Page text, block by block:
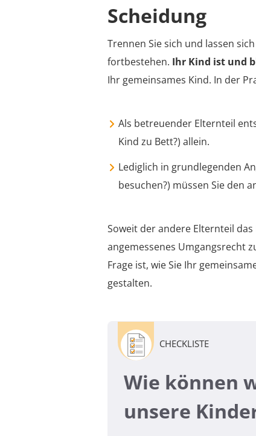
Scheidung
Trennen Sie sich und lassen
fortbestehen. Ihr Kind ist und
Ihr gemeinsames Kind. In der
Als betreuender Elternteil
Kind zu Bett?) allein.
Lediglich in grundlegenden
besuchen?) müssen Sie den
Soweit der andere Elternteil
angemessenes Umgangsrecht
Frage ist, wie Sie Ihr
gestalten.
CHECKLISTE
Wie können
unsere